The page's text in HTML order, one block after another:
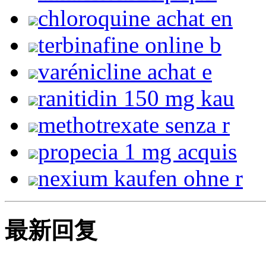
chloroquine achat en
terbinafine online b
varénicline achat e
ranitidin 150 mg kau
methotrexate senza r
propecia 1 mg acquis
nexium kaufen ohne r
最新回复